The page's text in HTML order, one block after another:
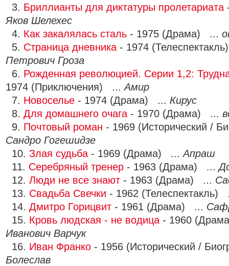
3. Бриллианты для диктатуры пролетариата
Яков Шелехес
4. Как закалялась сталь - 1975 (Драма) ...
5. Страница дневника - 1974
Петрович Гроза
6. Рожденная революцией. Серии 1,2:
1974 (Приключения) ...Амир
7. Новоселье - 1974 (Драма) ... Кирус
8. Для домашнего очага - 1970 (Драма) ...
9. Почтовый роман - 1969 (Исторический /
Сандро Гогешидзе
10. Злая судьба - 1969 (Драма) ...Апраш
11. Серебряный тренер - 1963 (Драма) ...
12. Люди не все знают - 1963 (Драма) ...
13. Свадьба Свечки - 1962
14. Дмитро Горицвит - 1961 (Драма) ...
15. Кровь людская - не водица - 1960
Иванович Варчук
16. Иван Франко - 1956 (Исторический /
Болеслав